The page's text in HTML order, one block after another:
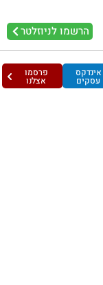
הרשמו לניוזלטר
אינדקס
עסקים
פרסמו
אצלנו